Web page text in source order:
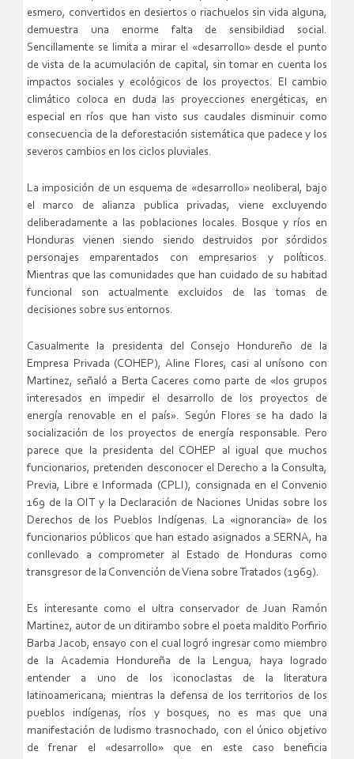
esmero, convertidos en desiertos o riachuelos sin vida alguna,
demuestra una enorme falta de sensibildiad social.
Sencillamente se limita a mirar el «desarrollo» desde el punto
de vista de la acumulación de capital, sin tomar en cuenta los
impactos sociales y ecológicos de los proyectos. El cambio
climático coloca en duda las proyecciones energéticas, en
especial en ríos que han visto sus caudales disminuir como
consecuencia de la deforestación sistemática que padece y los
severos cambios en los ciclos pluviales.
La imposición de un esquema de «desarrollo» neoliberal, bajo
el marco de alianza publica privadas, viene excluyendo
deliberadamente a las poblaciones locales. Bosque y ríos en
Honduras vienen siendo siendo destruidos por sórdidos
personajes emparentados con empresarios y políticos.
Mientras que las comunidades que han cuidado de su habitad
funcional son actualmente excluidos de las tomas de
decisiones sobre sus entornos.
Casualmente la presidenta del Consejo Hondureño de la
Empresa Privada (COHEP), Aline Flores, casi al unísono con
Martinez, señaló a Berta Caceres como parte de «los grupos
interesados en impedir el desarrollo de los proyectos de
energía renovable en el país». Según Flores se ha dado la
socialización de los proyectos de energía responsable. Pero
parece que la presidenta del COHEP al igual que muchos
funcionarios, pretenden desconocer el Derecho a la Consulta,
Previa, Libre e Informada (CPLI), consignada en el Convenio
169 de la OIT y la Declaración de Naciones Unidas sobre los
Derechos de los Pueblos Indígenas. La «ignorancia» de los
funcionarios públicos que han estado asignados a SERNA, ha
conllevado a comprometer al Estado de Honduras como
transgresor de la Convención de Viena sobre Tratados (1969).
Es interesante como el ultra conservador de Juan Ramón
Martinez, autor de un ditirambo sobre el poeta maldito Porfirio
Barba Jacob, ensayo con el cual logró ingresar como miembro
de la Academia Hondureña de la Lengua, haya logrado
entender a uno de los iconoclastas de la literatura
latinoamericana; mientras la defensa de los territorios de los
pueblos indígenas, ríos y bosques, no es mas que una
manifestación de ludismo trasnochado, con el único objetivo
de frenar el «desarrollo» que en este caso beneficia